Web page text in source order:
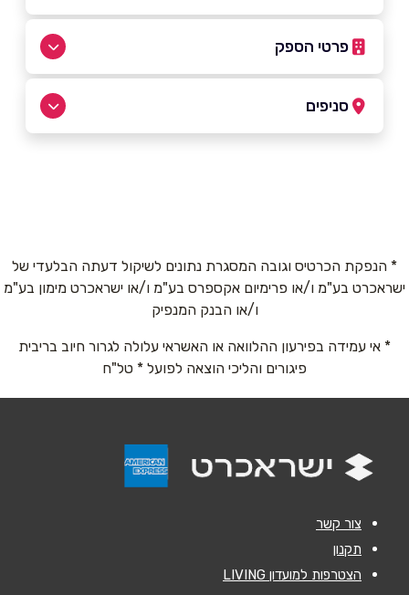
פרטי הספק
באתר בפייסבוק
טלפון*
אימייל*
סניפים
* הנפקת הכרטיס וגובה המסגרת נתונים לשיקול דעתה הבלעדי של
ישראכרט בע"מ ו/או פרימיום אקספרס בע"מ ו/או ישראכרט מימון בע"מ
ו/או הבנק המנפיק
* אי עמידה בפירעון ההלוואה או האשראי עלולה לגרור חיוב בריבית
פיגורים והליכי הוצאה לפועל * טל"ח
צור קשר
תקנון
הצטרפות למועדון LIVING